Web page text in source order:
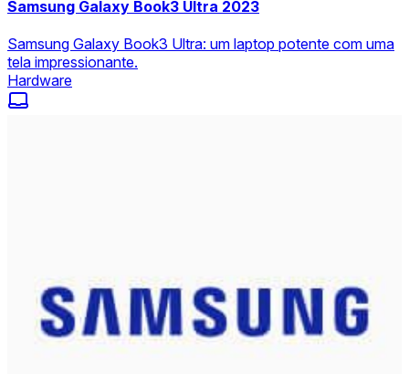
Samsung Galaxy Book3 Ultra 2023
Samsung Galaxy Book3 Ultra: um laptop potente com uma
tela impressionante.
Hardware